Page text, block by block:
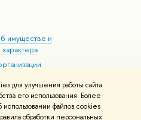
для улучшения работы сайта
его использования. Более
файлов cookies
обработки персональных
имуществе и
здоровья